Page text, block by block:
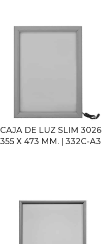
CAJA DE LUZ SLIM 3026
355 X 473 MM. | 332C-A3